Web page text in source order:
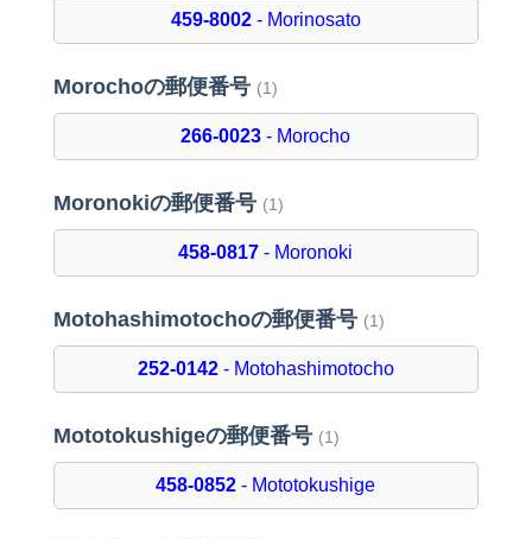
459-8002- Morinosato
Morochoの郵便番号 (1)
266-0023 - Morocho
Moronokiの郵便番号 (1)
458-0817 - Moronoki
Motohashimotochoの郵便番号 (1)
252-0142- Motohashimotocho
Mototokushigeの郵便番号 (1)
458-0852 - Mototokushige